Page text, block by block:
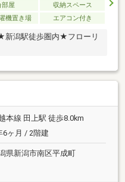
部屋
収納スペース
機置き場 エアコン付き
潟駅徒歩圏内★フローリ
本線 田上駅 徒歩8.0km
6ヶ月 / 2階建
県新潟市南区平成町